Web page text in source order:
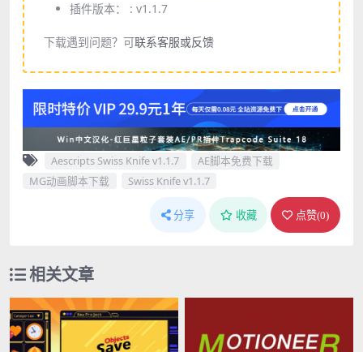
插件版本： : v1.1.7
下载遇到问题？可联系客服或反馈
Aescripts Swiss Knife v1.1.7
AE脚本免费下载
MG动画脚本下载
Swiss Knife v1.1.7
分享 收藏 点赞(0)
相关文章